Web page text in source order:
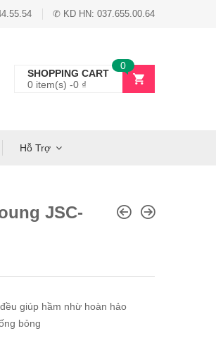
✆ KD HN: 037.655.00.64
SHOPPING CART
0 item(s) -0 ₫
0
Hỗ Trợ
JSC-
giúp hầm nhừ hoàn hảo
bỏng